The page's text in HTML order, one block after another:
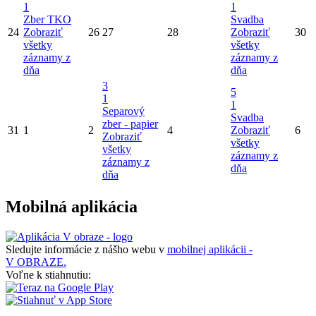
24
1
Zber TKO
Zobraziť
všetky
záznamy z
dňa
26 27 28
1
Svadba
Zobraziť
všetky
záznamy z
dňa
30
31 1 2
3
1
Separový
zber - papier
Zobraziť
všetky
záznamy z
dňa
4
5
1
Svadba
Zobraziť
všetky
záznamy z
dňa
6
Mobilná aplikácia
Sledujte informácie z nášho webu v mobilnej aplikácii -
V OBRAZE.
Voľne k stiahnutiu: